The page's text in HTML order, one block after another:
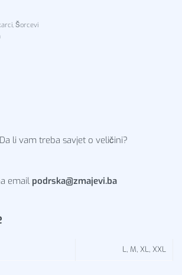
, Šorcevi
li vam treba savjet o veličini?
email podrska@zmajevi.ba
L, M, XL, XXL